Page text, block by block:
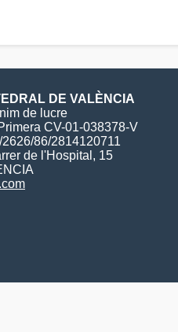
DE VALÈNCIA
de lucre
CV-01-038378-V
86/2814120711
de l'Hospital, 15